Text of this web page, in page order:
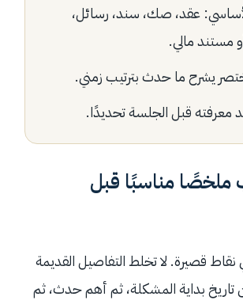
عقد، صك، سند، رسائل،
مستند مالي.
يشرح ما حدث بترتيب زمني.
معرفته قبل الجلسة تحديدًا.
مناسبًا قبل
قصيرة. لا تخلط التفاصيل القديمة
تاريخ بداية المشكلة، ثم أهم حدث، ثم